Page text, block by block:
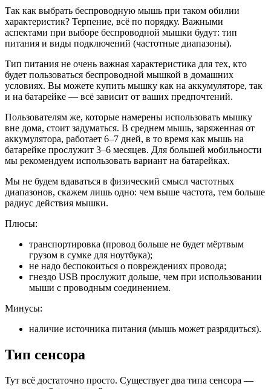
Так как выбрать беспроводную мышь при таком обилии
характеристик? Терпение, всё по порядку. Важными
аспектами при выборе беспроводной мышки будут: тип
питания и виды подключений (частотные диапазоны).
Тип питания не очень важная характеристика для тех, кто
будет пользоваться беспроводной мышкой в домашних
условиях. Вы можете купить мышку как на аккумуляторе, так
и на батарейке — всё зависит от ваших предпочтений.
Пользователям же, которые намерены использовать мышку
вне дома, стоит задуматься. В среднем мышь, заряженная от
аккумулятора, работает 6–7 дней, в то время как мышь на
батарейке прослужит 3–6 месяцев. Для большей мобильности
мы рекомендуем использовать вариант на батарейках.
Мы не будем вдаваться в физический смысл частотных
диапазонов, скажем лишь одно: чем выше частота, тем больше
радиус действия мышки.
Плюсы:
транспортировка (провод больше не будет мёртвым
грузом в сумке для ноутбука);
не надо беспокоиться о повреждениях провода;
гнездо USB прослужит дольше, чем при использовании
мыши с проводным соединением.
Минусы:
наличие источника питания (мышь может разрядиться).
Тип сенсора
Тут всё достаточно просто. Существует два типа сенсора —